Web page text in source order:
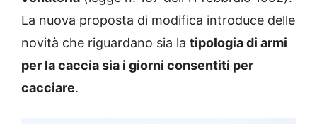
La nuova proposta di modifica introduce delle
novità che riguardano sia la tipologia di armi
per la caccia sia i giorni consentiti per
cacciare.